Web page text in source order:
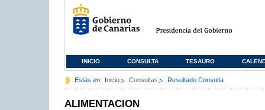
INICIO CONSULTA TESAURO
Estás en: Inicio Consultas Resultado Consulta
ALIMENTACION